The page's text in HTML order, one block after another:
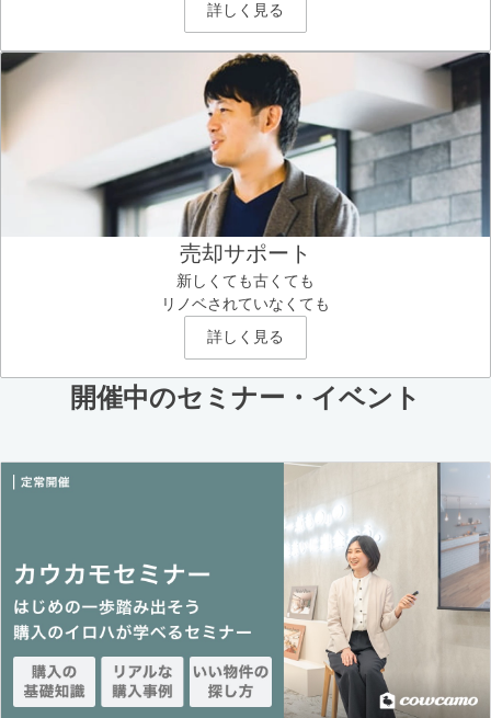
詳しく見る
売却サポート
新しくても古くても
リノベされていなくても
詳しく見る
開催中のセミナー・イベント